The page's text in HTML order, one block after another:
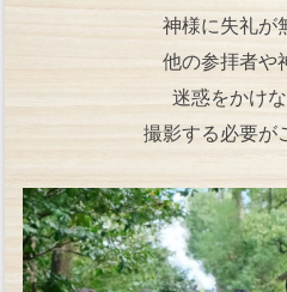
神様に失礼が
他の参拝者や
迷惑をかけ
撮影する必要が